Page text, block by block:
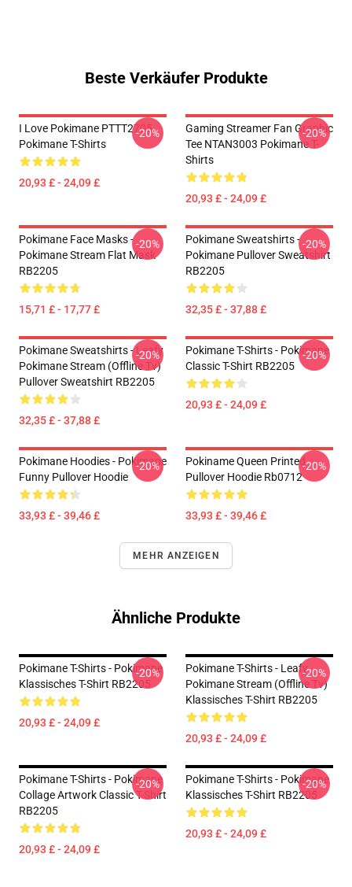
Beste Verkäufer Produkte
I Love Pokimane PTTT2705
Pokimane T-Shirts
20,93 £ - 24,09 £
-20%
Gaming Streamer Fan Graphic
Tee NTAN3003 Pokimane T-
Shirts
20,93 £ - 24,09 £
-20%
Pokimane Face Masks -
Pokimane Stream Flat Mask
RB2205
15,71 £ - 17,77 £
-20%
Pokimane Sweatshirts -
Pokimane Pullover Sweatshirt
RB2205
32,35 £ - 37,88 £
-20%
Pokimane Sweatshirts - Leafy
Pokimane Stream (Offline Tv)
Pullover Sweatshirt RB2205
32,35 £ - 37,88 £
-20%
Pokimane T-Shirts - Pokimane
Classic T-Shirt RB2205
20,93 £ - 24,09 £
-20%
Pokimane Hoodies - Pokimane
Funny Pullover Hoodie
33,93 £ - 39,46 £
-20%
Pokiname Queen Printed
Pullover Hoodie Rb0712
33,93 £ - 39,46 £
-20%
MEHR ANZEIGEN
Ähnliche Produkte
Pokimane T-Shirts - Pokimane
Klassisches T-Shirt RB2205
20,93 £ - 24,09 £
-20%
Pokimane T-Shirts - Leafy
Pokimane Stream (offline Tv)
Klassisches T-Shirt RB2205
20,93 £ - 24,09 £
-20%
Pokimane T-Shirts - Pokimane
Collage Artwork Classic T-Shirt
RB2205
20,93 £ - 24,09 £
-20%
Pokimane T-Shirts - Pokimane
Klassisches T-Shirt RB2205
20,93 £ - 24,09 £
-20%